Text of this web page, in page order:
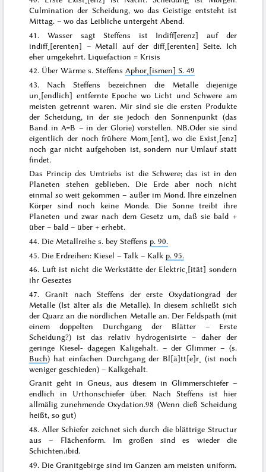
Culmination der Scheidung, wo das Geistige entsteht ist
Mittag. – wo das Leibliche untergeht Abend.
41. Wassersagt Steffens ist Indiff[erenz] auf der
indiff˖[erenten] – Metall auf der diff˖[erenten] Seite. Ich
eher umgekehrt. Liquefaction = Krisis
42. Über Wärme s. SteffensAphor˖[ismen] S. 49
43. Nach Steffens bezeichnen die Metalle diejenige
un˖[endlich] entfernte Epoche wo Licht und Schwere am
meisten getrennt waren. Mir sind sie die ersten Produkte
der Scheidung, in der sie jedoch den Sonnenpunkt (das
Band in A=B – in der Glorie) vorstellen. NB.Oder sie sind
eigentlich der noch frühere Mom˖[ent], wo die Exist˖[enz]
noch gar nicht aufgehoben ist, sondern nur Umlauf statt
findet.
Das Princip des Umtriebs ist die Schwere; das ist in den
Planeten stehen geblieben. Die Erde aber noch nicht
einmal so weit gekommen – außer im Mond. Ihre einzelnen
Körper sind noch keine Monde. Die Sonne treibt ihre
Planeten und zwar nach dem Gesetz um, daß sie bald +
über – bald – über + erhebt.
44. Die Metallreihe s. bey Steffens p. 90.
45. Die Erdreihen: Kiesel – Talk – Kalk p. 95.
46. Luft ist nicht die Werkstätte der Elektric˖[ität] sondern
ihr Geseztes
47. Granit nach Steffens der erste Oxydationgrad der
Metalle (Ist älter als die Metalle). In diesem schließt sich
der Quarz an die nördlichen Metalle an. Der Feldspath (mit
einem doppelten Durchgang der Blätter– Erste
Scheidung?) ist das relativ hydrogenisirte – daher der
geringe Kiesel- dagegen Kaligehalt. – der Glimmer – (s.
Buch) hat einfachen Durchgang der Bl[ä]tt[e]r˖
(ist noch
weniger geschieden) – Kalkgehalt.
Granit geht in Gneus, aus diesem in Glimmerschiefer –
endlich in Urthonschiefer über. Nach Steffens ist hier
allmälig zunehmende Oxydation.98 (Wenn dieß Scheidung
heißt, so gut)
48. Aller Schiefer zeichnet sich durch die blättrige Structur
aus – Flächenform. Im großen sind es wieder die
Schichten.ibid.
49. Die Granitgebirge sind im Ganzen am meisten uniform.